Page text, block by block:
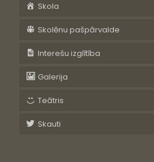
Skola
Skolēnu pašpārvalde
Interešu izglītība
Galerija
Teātris
Skauti